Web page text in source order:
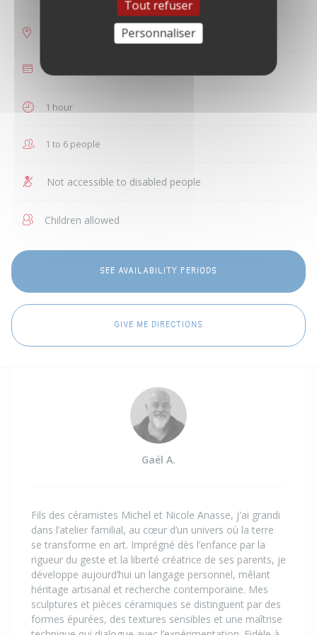
L'Isle-sur-la-Sorgue
€35
1 hour
1 to 6 people
Not accessible to disabled people
Children allowed
SEE AVAILABILITY PERIODS
GIVE ME DIRECTIONS
Gaël A.
Fils des céramistes Michel et Nicole Anasse, j'ai grandi
dans l’atelier familial, au cœur d’un univers où la terre
se transforme en art. Imprégné dès l’enfance par la
rigueur du geste et la liberté créatrice de ses parents, je
développe aujourd’hui un langage personnel, mêlant
héritage artisanal et recherche contemporaine. Mes
sculptures et pièces céramiques se distinguent par des
formes épurées, des textures sensibles et une maîtrise
Tout refuser
Personnaliser